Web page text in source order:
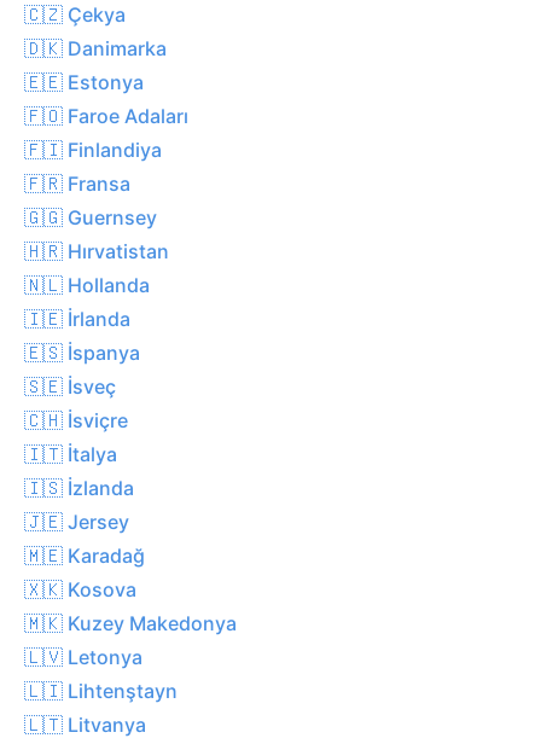
🇨🇿 Çekya
🇩🇰 Danimarka
🇪🇪 Estonya
🇫🇴 Faroe Adaları
🇫🇮 Finlandiya
🇫🇷 Fransa
🇬🇬 Guernsey
🇭🇷 Hırvatistan
🇳🇱 Hollanda
🇮🇪 İrlanda
🇪🇸 İspanya
🇸🇪 İsveç
🇨🇭 İsviçre
🇮🇹 İtalya
🇮🇸 İzlanda
🇯🇪 Jersey
🇲🇪 Karadağ
🇽🇰 Kosova
🇲🇰 Kuzey Makedonya
🇱🇻 Letonya
🇱🇮 Lihtenştayn
🇱🇹 Litvanya